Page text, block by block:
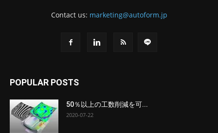
Contact us: marketing@autoform.jp
POPULAR POSTS
50％以上の工数削減を可...
2020-07-22